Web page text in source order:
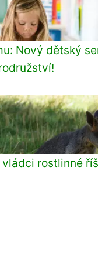
Nový dětský
vládci rostlinné